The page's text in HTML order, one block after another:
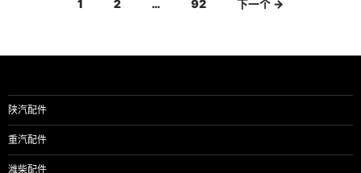
导
1 2 … 92 下一个 →
陕汽配件
重汽配件
潍柴配件